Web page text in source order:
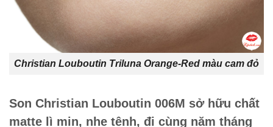
Christian Louboutin Triluna Orange-Red màu cam đỏ
Son Christian Louboutin 006M sở hữu chất
matte lì mịn, nhẹ tênh, đi cùng năm tháng